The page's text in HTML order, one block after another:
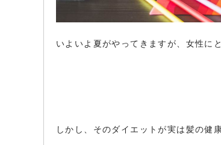
いよいよ夏がやってきますが、女性に
しかし、そのダイエットが実は髪の健